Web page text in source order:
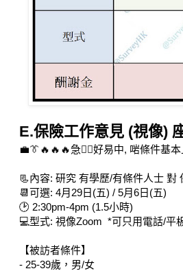
E.保險工作意見 (視像)
💼👔🔥🔥🔥急✌🏻好易中, 啱條件基
📃內容: 研究 有學歷/有條件人士 對
📆可選: 4月29日(五) / 5月6日(五)
🕑 2:30pm-4pm (1.5小時)
💻型式: 視像Zoom  *可只用電話/平
【被訪者條件】
- 25-39歲，男/女